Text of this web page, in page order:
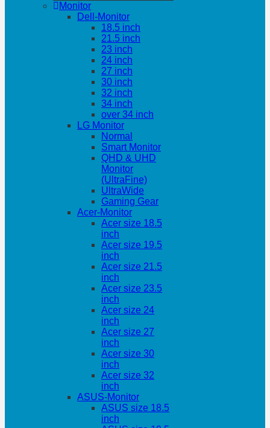
Monitor
Dell-Monitor
18.5 inch
21.5 inch
23 inch
24 inch
27 inch
30 inch
32 inch
34 inch
over 34 inch
LG Monitor
Normal
Smart Monitor
QHD & UHD
Monitor
(UltraFine)
UltraWide
Gaming Gear
Acer-Monitor
Acer size 18.5
inch
Acer size 19.5
inch
Acer size 21.5
inch
Acer size 23.5
inch
Acer size 24
inch
Acer size 27
inch
Acer size 30
inch
Acer size 32
inch
ASUS-Monitor
ASUS size 18.5
inch